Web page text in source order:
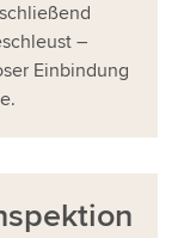
–
Einbindung